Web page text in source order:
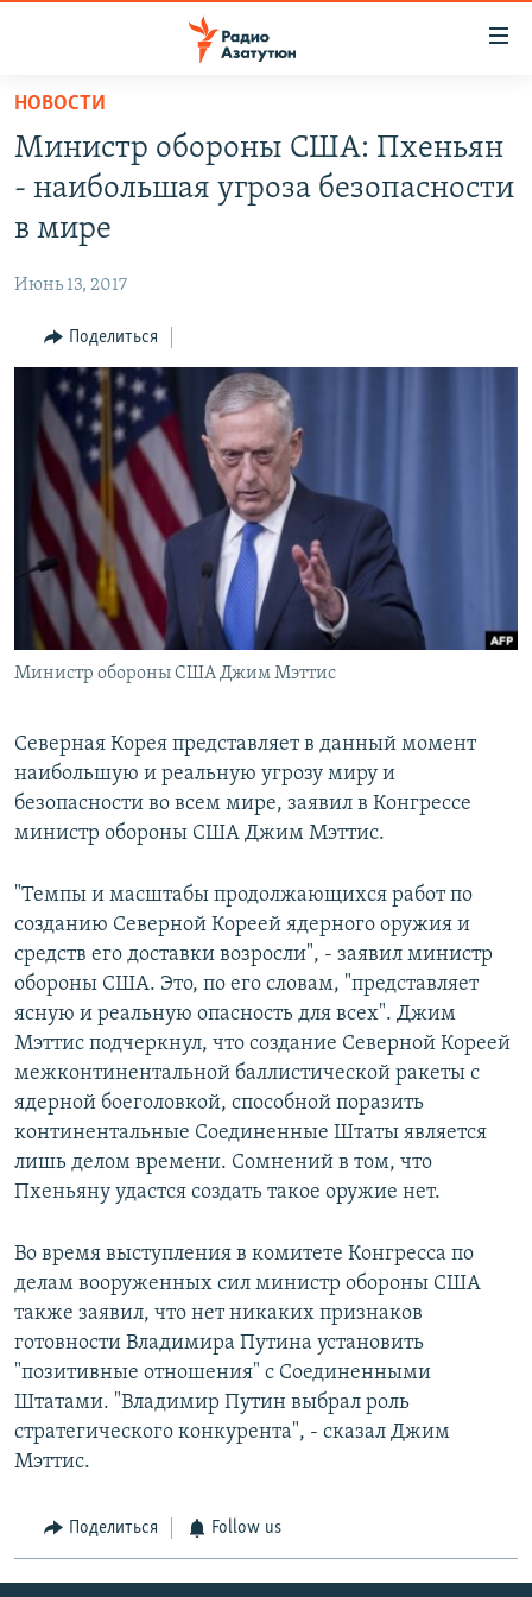
Перейти
основному
содержанию
основной
Перейти
поиску
НОВОСТИ
ЭКОНОМИКА
РЕГИОН
НАГОРНЫЙ КАРАБАХ
КУЛЬТУРА
СПОРТ
АРХИВ
Հայերեն
English
Русский
НОВОСТИ
Министр обороны США: Пхеньян
- наибольшая угроза безопасности
в мире
Июнь 13, 2017
Поделиться
Министр обороны США Джим Мэттис
Северная Корея представляет в данный момент
наибольшую и реальную угрозу миру и
безопасности во всем мире, заявил в Конгрессе
министр обороны США Джим Мэттис.
"Темпы и масштабы продолжающихся работ по
созданию Северной Кореей ядерного оружия и
средств его доставки возросли", - заявил министр
обороны США. Это, по его словам, "представляет
ясную и реальную опасность для всех". Джим
Мэттис подчеркнул, что создание Северной Кореей
межконтинентальной баллистической ракеты с
ядерной боеголовкой, способной поразить
континентальные Соединенные Штаты является
лишь делом времени. Сомнений в том, что
Пхеньяну удастся создать такое оружие нет.
Во время выступления в комитете Конгресса по
делам вооруженных сил министр обороны США
также заявил, что нет никаких признаков
готовности Владимира Путина установить
"позитивные отношения" с Соединенными
Штатами. "Владимир Путин выбрал роль
стратегического конкурента", - сказал Джим
Мэттис.
Поделиться Follow us